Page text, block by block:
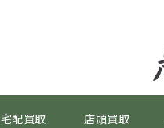
宅配買取 店頭買取